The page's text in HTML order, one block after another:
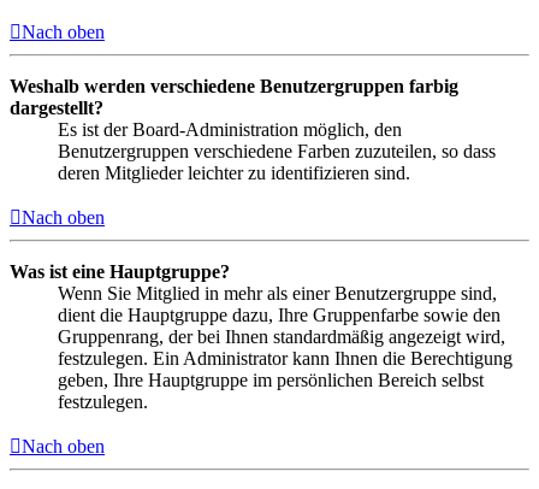
Nach oben
Weshalb werden verschiedene Benutzergruppen farbig
dargestellt?
Es ist der Board-Administration möglich, den
Benutzergruppen verschiedene Farben zuzuteilen, so dass
deren Mitglieder leichter zu identifizieren sind.
Nach oben
Was ist eine Hauptgruppe?
Wenn Sie Mitglied in mehr als einer Benutzergruppe sind,
dient die Hauptgruppe dazu, Ihre Gruppenfarbe sowie den
Gruppenrang, der bei Ihnen standardmäßig angezeigt wird,
festzulegen. Ein Administrator kann Ihnen die Berechtigung
geben, Ihre Hauptgruppe im persönlichen Bereich selbst
festzulegen.
Nach oben